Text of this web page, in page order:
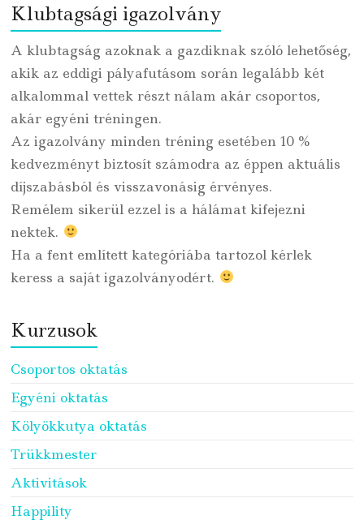
Klubtagsági igazolvány
A klubtagság azoknak a gazdiknak szóló lehetőség,
akik az eddigi pályafutásom során legalább két
alkalommal vettek részt nálam akár csoportos,
akár egyéni tréningen.
Az igazolvány minden tréning esetében 10 %
kedvezményt biztosít számodra az éppen aktuális
díjszabásból és visszavonásig érvényes.
Remélem sikerül ezzel is a hálámat kifejezni
nektek.
Ha a fent említett kategóriába tartozol kérlek
keress a saját igazolványodért.
Kurzusok
Csoportos oktatás
Egyéni oktatás
Kölyökkutya oktatás
Trükkmester
Aktivitások
Happility